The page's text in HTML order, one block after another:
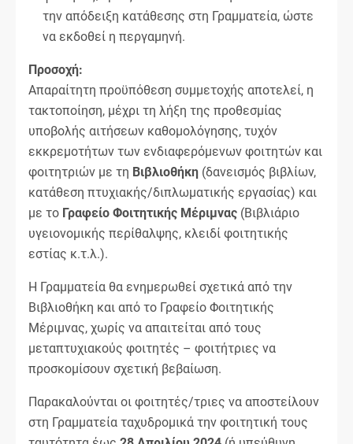
την απόδειξη κατάθεσης στη Γραμματεία, ώστε
να εκδοθεί η περγαμηνή.
Προσοχή:
Απαραίτητη προϋπόθεση συμμετοχής αποτελεί, η
τακτοποίηση, μέχρι τη λήξη της προθεσμίας
υποβολής αιτήσεων καθομολόγησης, τυχόν
εκκρεμοτήτων των ενδιαφερόμενων φοιτητών και
φοιτητριών με τη Βιβλιοθήκη (δανεισμός βιβλίων,
κατάθεση πτυχιακής/διπλωματικής εργασίας) και
με το Γραφείο Φοιτητικής Μέριμνας (Βιβλιάριο
υγειονομικής περίθαλψης, κλειδί φοιτητικής
εστίας κ.τ.λ.).
Η Γραμματεία θα ενημερωθεί σχετικά από την
Βιβλιοθήκη και από το Γραφείο Φοιτητικής
Μέριμνας, χωρίς να απαιτείται από τους
μεταπτυχιακούς φοιτητές – φοιτήτριες να
προσκομίσουν σχετική βεβαίωση.
Παρακαλούνται οι φοιτητές/τριες να αποστείλουν
στη Γραμματεία ταχυδρομικά την φοιτητική τους